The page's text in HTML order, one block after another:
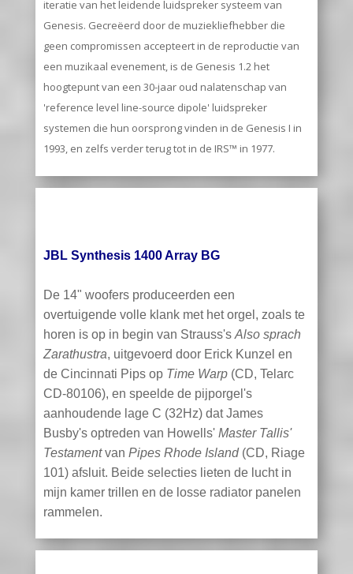
iteratie van het leidende luidspreker systeem van
Genesis. Gecreëerd door de muziekliefhebber die
geen compromissen accepteert in de reproductie van
een muzikaal evenement, is de Genesis 1.2 het
hoogtepunt van een 30-jaar oud nalatenschap van
'reference level line-source dipole' luidspreker
systemen die hun oorsprong vinden in de Genesis I in
1993, en zelfs verder terug tot in de IRS™ in 1977.
JBL Synthesis 1400 Array BG
De 14" woofers produceerden een
overtuigende volle klank met het orgel, zoals te
horen is op in begin van Strauss's Also sprach
Zarathustra, uitgevoerd door Erick Kunzel en
de Cincinnati Pips op Time Warp (CD, Telarc
CD-80106), en speelde de pijporgel's
aanhoudende lage C (32Hz) dat James
Busby's optreden van Howells' Master Tallis'
Testamentvan Pipes Rhode Island (CD, Riage
101) afsluit. Beide selecties lieten de lucht in
mijn kamer trillen en de losse radiator panelen
rammelen.